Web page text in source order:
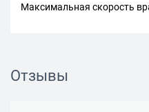
Максимальная скорость
Отзывы